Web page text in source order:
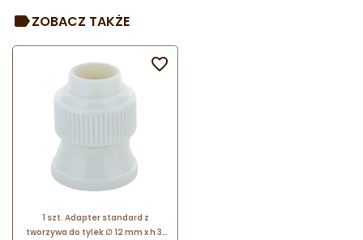
ZOBACZ TAKŻE
1 szt. Adapter standard z
tworzywa do tylek ∅ 12 mm x h 31
